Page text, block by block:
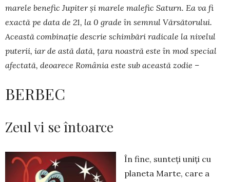
marele benefic Jupiter și marele malefic Saturn. Ea va fi
exactă pe data de 21, la 0 grade în semnul Vărsătorului.
Această combinație descrie schimbări radicale la nivelul
puterii, iar de astă dată, țara noastră este în mod special
afectată, deoarece România este sub această zodie –
BERBEC
Zeul vi se întoarce
În fine, sunteți uniți cu
planeta Marte, care a